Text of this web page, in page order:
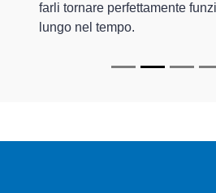
farli tornare perfettamente
lungo nel tempo.